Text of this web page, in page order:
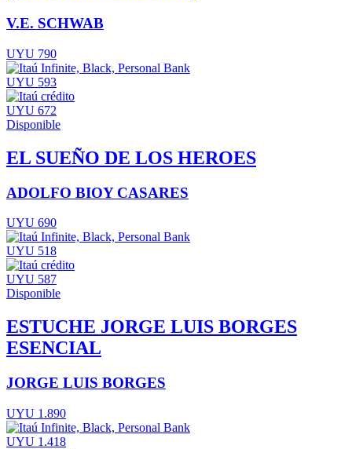
V.E. SCHWAB
UYU 790
UYU 593
UYU 672
Disponible
EL SUEÑO DE LOS HEROES
ADOLFO BIOY CASARES
UYU 690
UYU 518
UYU 587
Disponible
ESTUCHE JORGE LUIS BORGES
ESENCIAL
JORGE LUIS BORGES
UYU 1.890
UYU 1.418